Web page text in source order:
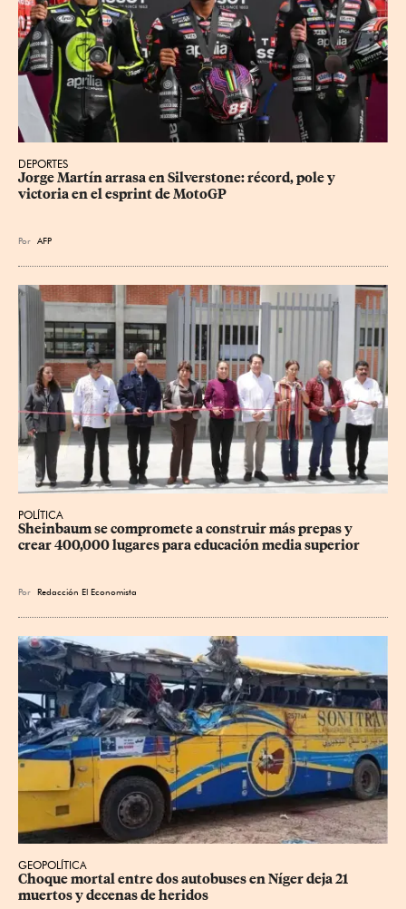
DEPORTES
Jorge Martín arrasa en Silverstone: récord, pole y
victoria en el esprint de MotoGP
Por AFP
POLÍTICA
Sheinbaum se compromete a construir más prepas y
crear 400,000 lugares para educación media superior
Por Redacción El Economista
GEOPOLÍTICA
Choque mortal entre dos autobuses en Níger deja 21
muertos y decenas de heridos